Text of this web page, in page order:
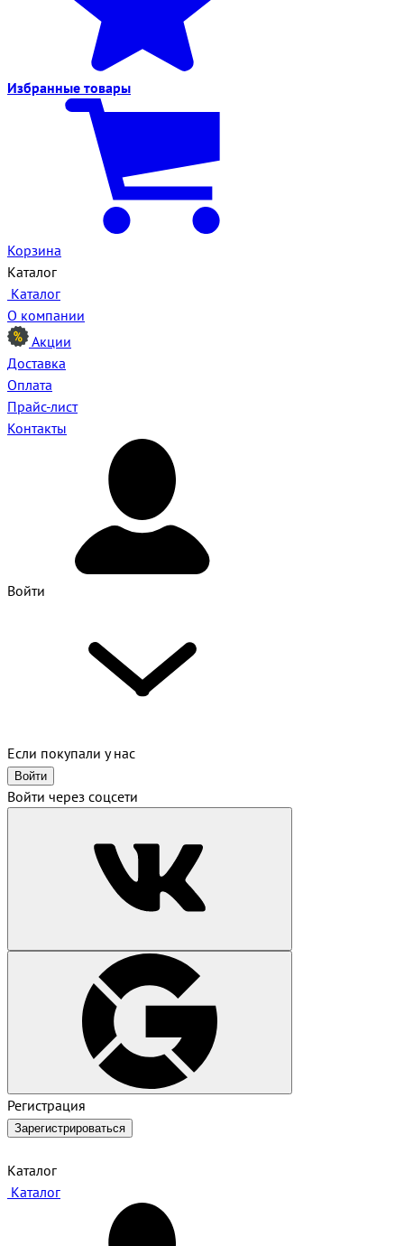
Избранные товары
Корзина
Каталог
Каталог
О компании
Акции
Доставка
Оплата
Прайс-лист
Контакты
Войти
Если покупали у нас
Войти
Войти через соцсети
Регистрация
Зарегистрироваться
Каталог
Каталог